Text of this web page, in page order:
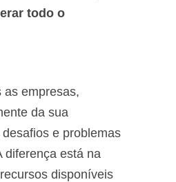
todo o
as empresas,
da sua
e problemas
diferença está na
disponíveis